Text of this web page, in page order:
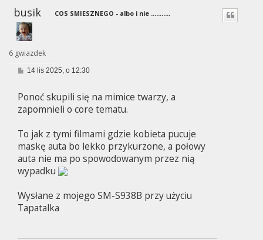
busik
6 gwiazdek
COS SMIESZNEGO - albo i nie ...........
P
t
14 lis 2025, o 12:30
Ponoć skupili się na mimice twarzy, a
zapomnieli o core tematu.
To jak z tymi filmami gdzie kobieta pucuje
maskę auta bo lekko przykurzone, a połowy
auta nie ma po spowodowanym przez nią
wypadku
Wysłane z mojego SM-S938B przy użyciu
Tapatalka